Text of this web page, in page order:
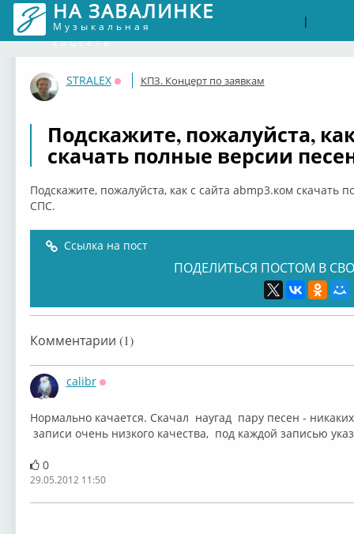
НА ЗАВАЛИНКЕ
Музыкальная
соцсеть
|
STRALEX
Оффлайн
КПЗ. Концерт по заявкам
Подскажите, пожалуйста,
скачать полные версии
Подскажите, пожалуйста, как с сайта abmp3.ком скачать
СПС.
Ссылка на пост
ПОДЕЛИТЬСЯ ПОСТОМ В
Комментарии (1)
calibr
Нормально качается. Скачал наугад пару песен -
записи очень низкого качества, под каждой записью
0
29.05.2012 11:50